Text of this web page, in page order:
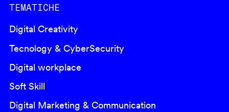
TEMATICHE
Digital Creativity
Tecnology & CyberSecurity
Digital workplace
Soft Skill
Digital Marketing & Communication